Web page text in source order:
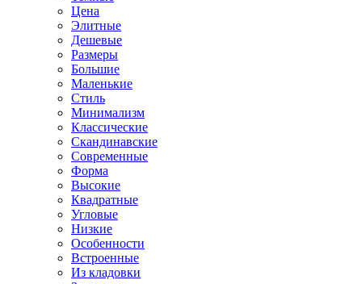
Цена
Элитные
Дешевые
Размеры
Большие
Маленькие
Стиль
Минимализм
Классические
Скандинавские
Современные
Форма
Высокие
Квадратные
Угловые
Низкие
Особенности
Встроенные
Из кладовки